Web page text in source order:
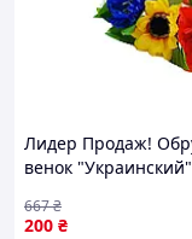
Лидер Продаж!
венок
- КлікБай
200 ₴
667₴